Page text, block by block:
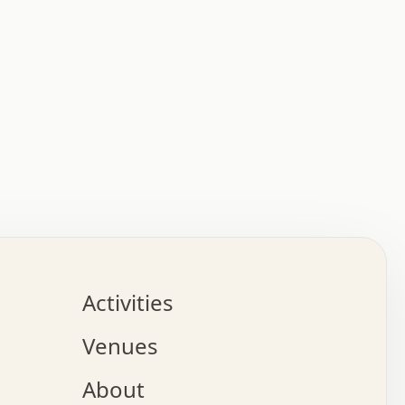
.   .   .   .   .   .   .   .   x   .   .   .   .
o   .   .   .   .   .   .   .   .   x   .   .   .
.   .   .   :   .   .   .   x   .   .   .   :   .
.   .   .   +   .   .   .   .   .   .   .   .   x
.   .   x   .   .   .   .   .   .   :   .   .   .
Activities
Venues
About